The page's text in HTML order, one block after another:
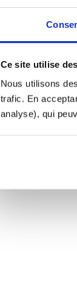
Ce site utilise
Nous utilisons
trafic. En
analyse), qui